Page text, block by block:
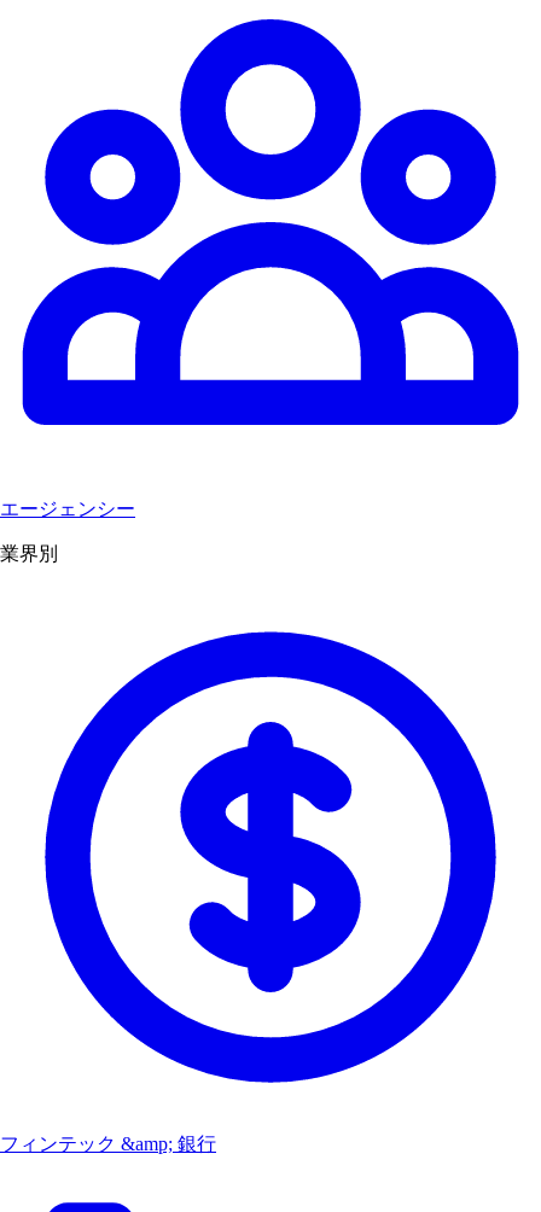
エージェンシー
業界別
フィンテック &amp; 銀行